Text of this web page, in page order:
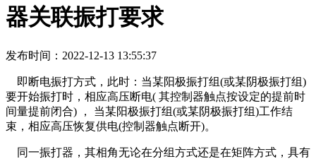
器关联振打要求
发布时间：2022-12-13 13:55:37
即断电振打方式，此时：当某阳极振打组(或某阴极振打组)
要开始振打时，相应高压断电( 其控制器触点按设定的提前时
间量提前闭合) ， 当某阳极振打组(或某阴极振打组)工作结
束，相应高压恢复供电(控制器触点断开)。
同一振打器，其相角无论在分组方式还是在矩阵方式，具有